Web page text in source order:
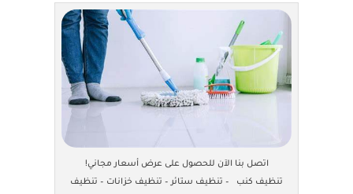
اتصل بنا الآن للحصول على عرض أسعار مجاني!
تنظيف كنب – تنظيف ستائر – تنظيف خزانات – تنظيف